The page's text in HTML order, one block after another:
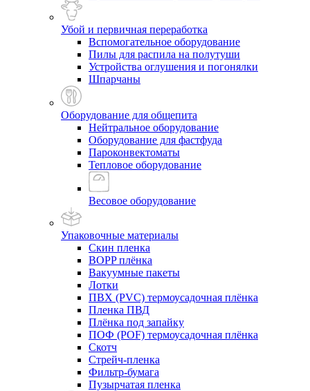
Убой и первичная переработка
Вспомогательное оборудование
Пилы для распила на полутуши
Устройства оглушения и погонялки
Шпарчаны
Оборудование для общепита
Нейтральное оборудование
Оборудование для фастфуда
Пароконвектоматы
Тепловое оборудование
Весовое оборудование
Упаковочные материалы
Скин пленка
BOPP плёнка
Вакуумные пакеты
Лотки
ПВХ (PVC) термоусадочная плёнка
Пленка ПВД
Плёнка под запайку
ПОФ (POF) термоусадочная плёнка
Скотч
Стрейч-пленка
Фильтр-бумага
Пузырчатая пленка